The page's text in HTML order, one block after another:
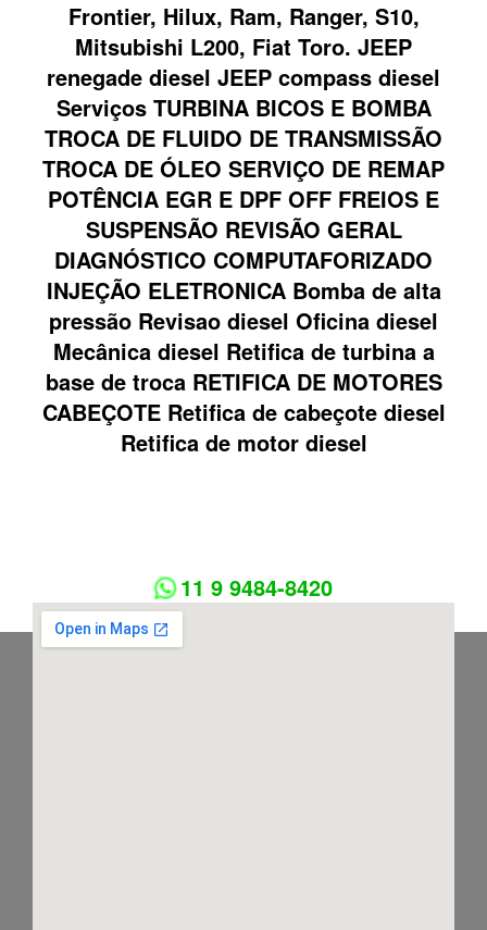
Frontier, Hilux, Ram, Ranger, S10,
Mitsubishi L200, Fiat Toro. JEEP
renegade diesel JEEP compass diesel
Serviços TURBINA BICOS E BOMBA
TROCA DE FLUIDO DE TRANSMISSÃO
TROCA DE ÓLEO SERVIÇO DE REMAP
POTÊNCIA EGR E DPF OFF FREIOS E
SUSPENSÃO REVISÃO GERAL
DIAGNÓSTICO COMPUTAFORIZADO
INJEÇÃO ELETRONICA Bomba de alta
pressão Revisao diesel Oficina diesel
Mecânica diesel Retifica de turbina a
base de troca RETIFICA DE MOTORES
CABEÇOTE Retifica de cabeçote diesel
Retifica de motor diesel
11 9 9484-8420